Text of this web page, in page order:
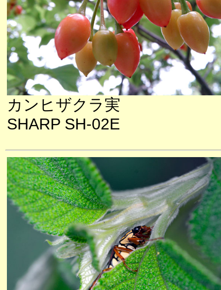
カンヒザクラ実
SHARP SH-02E